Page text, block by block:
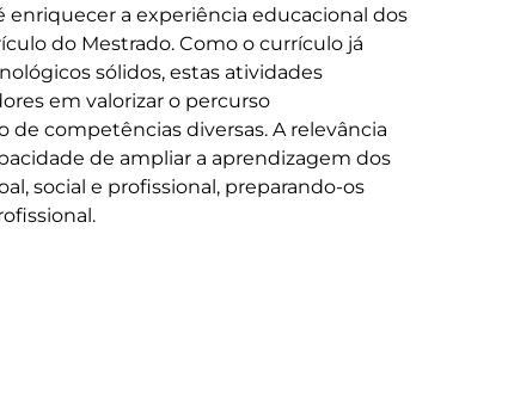
a experiência educacional dos
do Mestrado. Como o currículo já
sólidos, estas atividades
em valorizar o percurso
competências diversas. A relevância
de ampliar a aprendizagem dos
social e profissional, preparando-os